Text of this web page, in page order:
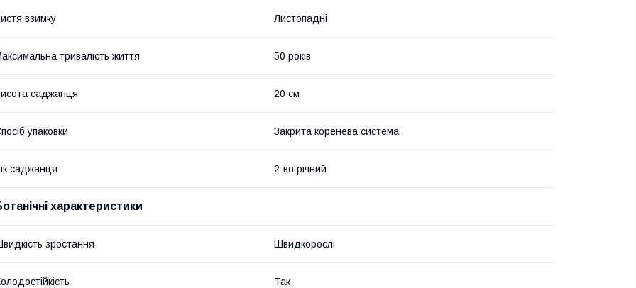
взимку Листопадні
тривалість життя 50 років
саджанця 20 см
упаковки Закрита коренева система
саджанця 2-во річний
характеристики
зростання Швидкорослі
Так